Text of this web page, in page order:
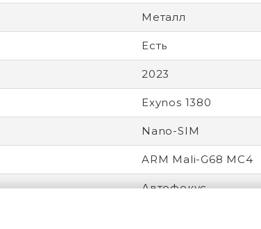
Металл
Есть
2023
Exynos 1380
Nano-SIM
ARM Mali-G68 MC4
Автофокус
Для видео, Для